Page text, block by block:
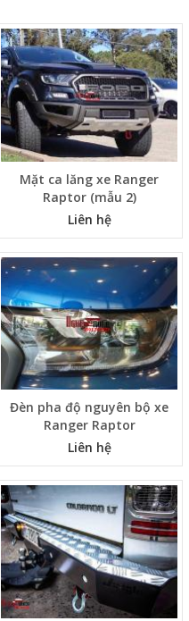
Mặt ca lăng xe Ranger
Raptor (mẫu 2)
Liên hệ
Đèn pha độ nguyên bộ xe
Ranger Raptor
Liên hệ